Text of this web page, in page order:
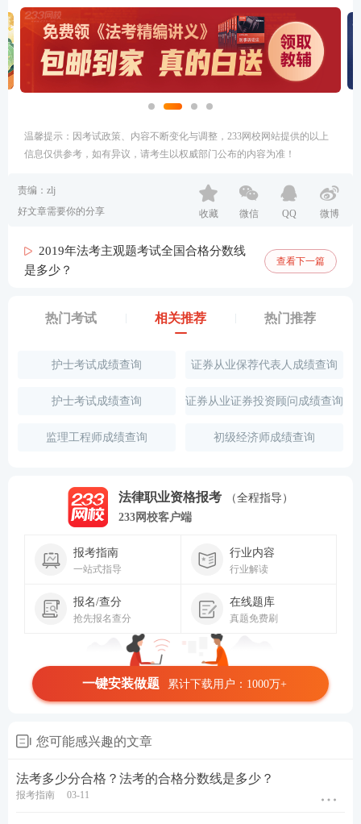
温馨提示：因考试政策、内容不断变化与调整，233网校网站提供的以上
信息仅供参考，如有异议，请考生以权威部门公布的内容为准！
责编：zlj
好文章需要你的分享
收藏 微信 QQ 微博
2019年法考主观题考试全国合格分数线
是多少？
查看下一篇
热门考试 相关推荐 热门推荐
护士考试成绩查询 证券从业保荐代表人成绩查询
护士考试成绩查询 证券从业证券投资顾问成绩查询
监理工程师成绩查询 初级经济师成绩查询
法律职业资格报考
（全程指导）
233网校客户端
报考指南
一站式指导
行业内容
行业解读
报名/查分
抢先报名查分
在线题库
真题免费刷
一键安装做题 累计下载用户：1000万+
您可能感兴趣的文章
法考多少分合格？法考的合格分数线是多少？
报考指南 03-11